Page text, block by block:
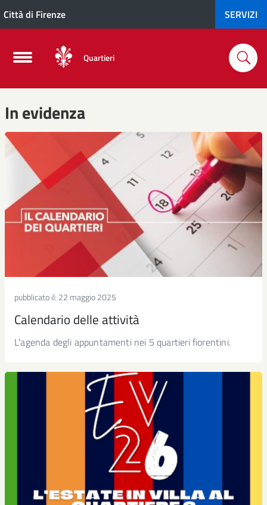
Città di Firenze SERVIZI
Quartieri
In evidenza
pubblicato il: 22 maggio 2025
Calendario delle attività
L'agenda degli appuntamenti nei 5 quartieri fiorentini.